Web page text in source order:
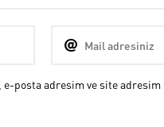
posta adresim ve site adresim